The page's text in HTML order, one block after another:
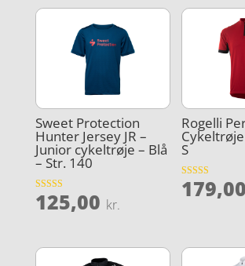
Sweet Protection
Hunter Jersey JR –
Junior cykeltrøje – Blå
– Str. 140
Vurderet
3.9
125,00 kr.
Rogelli
S
Vurderet
4.3
179,00